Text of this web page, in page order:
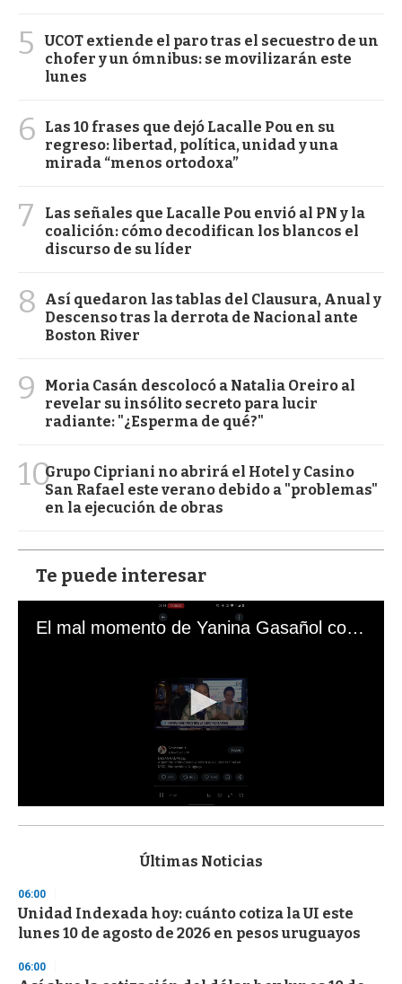
5
UCOT extiende el paro tras el secuestro de un
chofer y un ómnibus: se movilizarán este
lunes
6
Las 10 frases que dejó Lacalle Pou en su
regreso: libertad, política, unidad y una
mirada “menos ortodoxa”
7
Las señales que Lacalle Pou envió al PN y la
coalición: cómo decodifican los blancos el
discurso de su líder
8
Así quedaron las tablas del Clausura, Anual y
Descenso tras la derrota de Nacional ante
Boston River
9
Moria Casán descolocó a Natalia Oreiro al
revelar su insólito secreto para lucir
radiante: "¿Esperma de qué?"
10Grupo Cipriani no abrirá el Hotel y Casino
San Rafael este verano debido a "problemas"
en la ejecución de obras
Te puede interesar
El mal momento de Yanina Gasañol con un hincha argentino en "Subrayado"
s
d
s
o
f
3
Últimas Noticias
06:00
Unidad Indexada hoy: cuánto cotiza la UI este
lunes 10 de agosto de 2026 en pesos uruguayos
06:00